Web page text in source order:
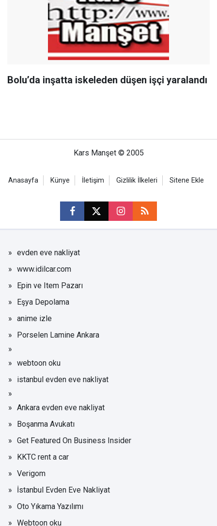
Bolu’da inşatta iskeleden düşen işçi yaralandı
Kars Manşet © 2005
Anasayfa Künye İletişim Gizlilik İlkeleri Sitene Ekle
evden eve nakliyat
www.idilcar.com
Epin ve Item Pazarı
Eşya Depolama
anime izle
Porselen Lamine Ankara
webtoon oku
istanbul evden eve nakliyat
Ankara evden eve nakliyat
Boşanma Avukatı
Get Featured On Business Insider
KKTC rent a car
Verigom
İstanbul Evden Eve Nakliyat
Oto Yıkama Yazılımı
Webtoon oku